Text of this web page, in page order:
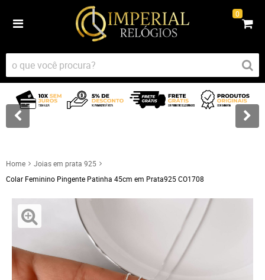
0
Home
Joias em prata 925
Colar Feminino Pingente Patinha 45cm em Prata925 CO1708